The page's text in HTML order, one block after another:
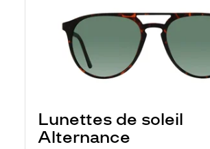
Lunettes de soleil
Alternance